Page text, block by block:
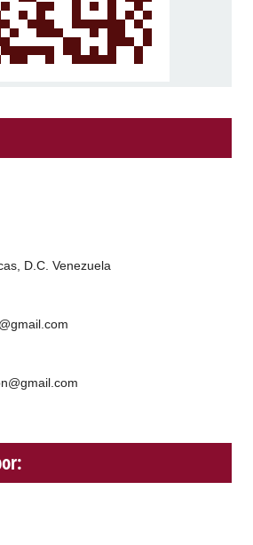
D.C. Venezuela